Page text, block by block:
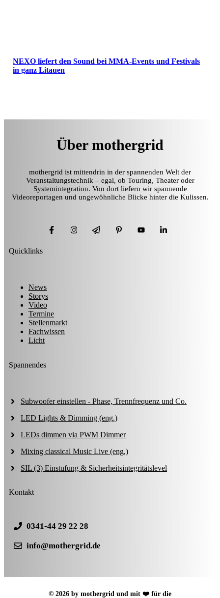
NEXO liefert den Sound bei MMA-Events und Festivals
in ganz Litauen
Über mothergrid
mothergrid ist mittendrin in der spannenden Welt der
Veranstaltungstechnik – egal, ob Touring, Theater oder
Systemintegration. Von dort liefern wir spannende
Videoreportagen und ungewöhnliche Blicke hinter die Kulissen.
Quicklinks
News
Storys
Video
Termine
Stellenmarkt
Fachwissen
Licht
Spannendes
Subwoofer einstellen - Phase, Trennfrequenz und Co.
LED Lights & Dimming (eng.)
LEDs dimmen via PWM Dimmer
Mixing classical Music Live (eng.)
SIL (3) Einstufung & Sicherheitsintegritätslevel
Kontakt
0341-44 29 22 28
info@mothergrid.de
© 2026 by mothergrid und mit ❤️ für die